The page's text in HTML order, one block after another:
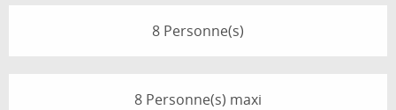
8 Personne(s)
8 Personne(s) maxi